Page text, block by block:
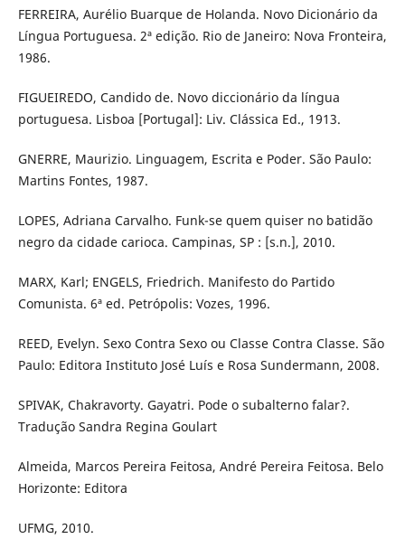
FERREIRA, Aurélio Buarque de Holanda. Novo Dicionário da
Língua Portuguesa. 2ª edição. Rio de Janeiro: Nova Fronteira,
1986.
FIGUEIREDO, Candido de. Novo diccionário da língua
portuguesa. Lisboa [Portugal]: Liv. Clássica Ed., 1913.
GNERRE, Maurizio. Linguagem, Escrita e Poder. São Paulo:
Martins Fontes, 1987.
LOPES, Adriana Carvalho. Funk-se quem quiser no batidão
negro da cidade carioca. Campinas, SP : [s.n.], 2010.
MARX, Karl; ENGELS, Friedrich. Manifesto do Partido
Comunista. 6ª ed. Petrópolis: Vozes, 1996.
REED, Evelyn. Sexo Contra Sexo ou Classe Contra Classe. São
Paulo: Editora Instituto José Luís e Rosa Sundermann, 2008.
SPIVAK, Chakravorty. Gayatri. Pode o subalterno falar?.
Tradução Sandra Regina Goulart
Almeida, Marcos Pereira Feitosa, André Pereira Feitosa. Belo
Horizonte: Editora
UFMG, 2010.